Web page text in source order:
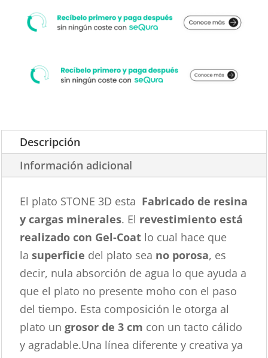
Descripción
Información adicional
El plato STONE 3D esta Fabricado de resina
y cargas minerales. El revestimiento está
realizado con Gel-Coat lo cual hace que
lasuperficie del plato sea no porosa, es
decir, nula absorción de agua lo que ayuda a
que el plato no presente moho con el paso
del tiempo. Esta composición le otorga al
plato un grosor de 3 cm con un tacto cálido
y agradable.Una línea diferente y creativa ya